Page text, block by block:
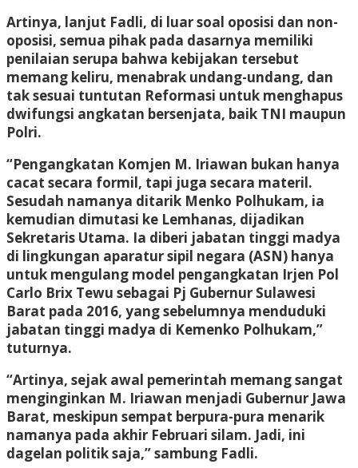
Artinya, lanjut Fadli, di luar soal oposisi dan non-
oposisi, semua pihak pada dasarnya memiliki
penilaian serupa bahwa kebijakan tersebut
memang keliru, menabrak undang-undang, dan
tak sesuai tuntutan Reformasi untuk menghapus
dwifungsi angkatan bersenjata, baik TNI maupun
Polri.
“Pengangkatan Komjen M. Iriawan bukan hanya
cacat secara formil, tapi juga secara materil.
Sesudah namanya ditarik Menko Polhukam, ia
kemudian dimutasi ke Lemhanas, dijadikan
Sekretaris Utama. Ia diberi jabatan tinggi madya
di lingkungan aparatur sipil negara (ASN) hanya
untuk mengulang model pengangkatan Irjen Pol
Carlo Brix Tewu sebagai Pj Gubernur Sulawesi
Barat pada 2016, yang sebelumnya menduduki
jabatan tinggi madya di Kemenko Polhukam,”
tuturnya.
“Artinya, sejak awal pemerintah memang sangat
menginginkan M. Iriawan menjadi Gubernur Jawa
Barat, meskipun sempat berpura-pura menarik
namanya pada akhir Februari silam. Jadi, ini
dagelan politik saja,” sambung Fadli.